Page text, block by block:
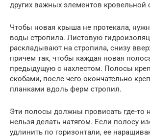
других важных элементов кровельной
Чтобы новая крыша не протекала,
воды стропила. Листовую
раскладывают на стропила, снизу
причем так, чтобы каждая новая
предыдущую с нахлестом. Полосы
скобами, после чего окончательно
планками вдоль ферм стропил.
Эти полосы должны провисать где-то
нельзя делать натягом. Если полосу
удлинить по горизонтали, ее